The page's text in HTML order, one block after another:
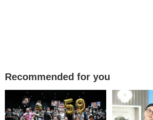
Recommended for you